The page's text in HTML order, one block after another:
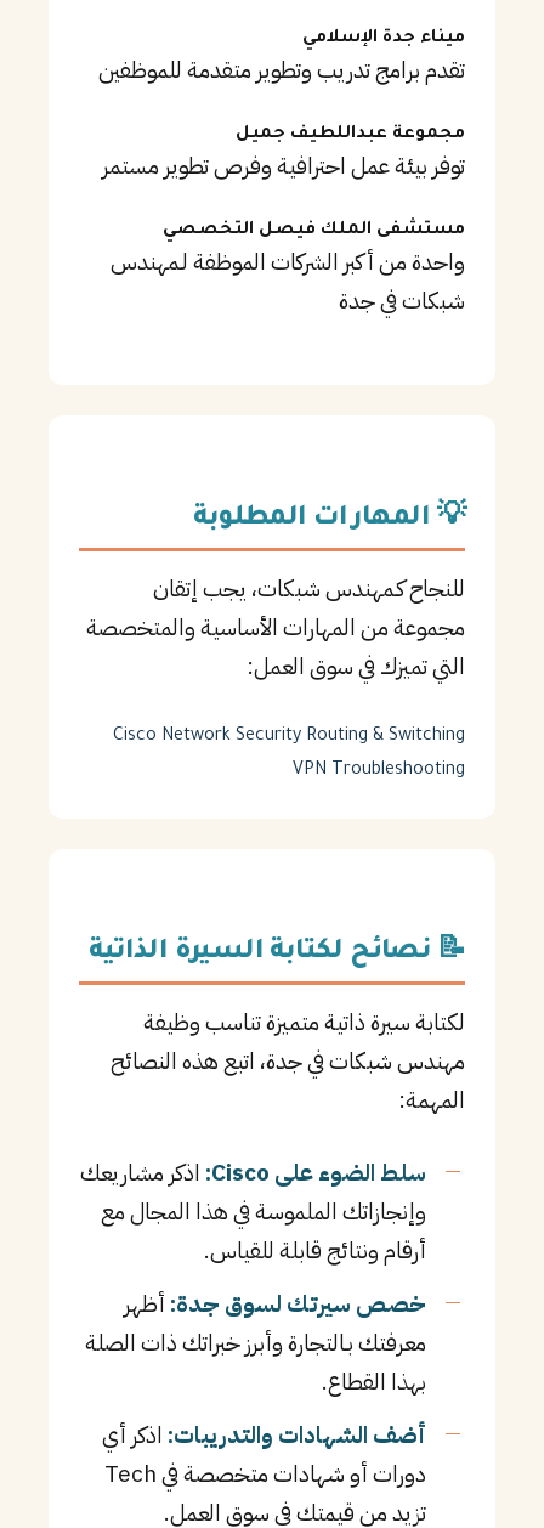
ميناء جدة الإسلامي
تقدم برامج تدريب وتطوير متقدمة للموظفين
مجموعة عبداللطيف جميل
توفر بيئة عمل احترافية وفرص تطوير مستمر
مستشفى الملك فيصل التخصصي
واحدة من أكبر الشركات الموظفة لـمهندس
شبكات في جدة
💡 المهارات المطلوبة
للنجاح كـمهندس شبكات، يجب إتقان
مجموعة من المهارات الأساسية والمتخصصة
التي تميزك في سوق العمل:
Cisco Network Security Routing & Switching
VPN Troubleshooting
📝 نصائح لكتابة السيرة الذاتية
لكتابة سيرة ذاتية متميزة تناسب وظيفة
مهندس شبكات في جدة، اتبع هذه النصائح
المهمة:
سلط الضوء على Cisco:
اذكر مشاريعك
وإنجازاتك الملموسة في هذا المجال مع
أرقام ونتائج قابلة للقياس.
خصص سيرتك لسوق جدة: أظهر
معرفتك بـالتجارة وأبرز خبراتك ذات الصلة
بهذا القطاع.
أضف الشهادات والتدريبات: اذكر أي
دورات أو شهادات متخصصة في Tech
تزيد من قيمتك في سوق العمل.